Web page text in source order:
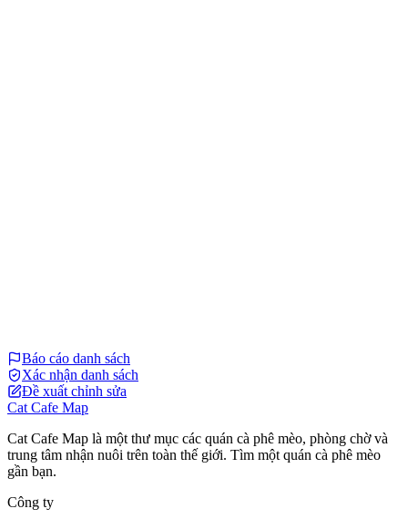
Báo cáo danh sách
Xác nhận danh sách
Đề xuất chỉnh sửa
Cat Cafe Map
Cat Cafe Map là một thư mục các quán cà phê mèo, phòng chờ và
trung tâm nhận nuôi trên toàn thế giới. Tìm một quán cà phê mèo
gần bạn.
Công ty